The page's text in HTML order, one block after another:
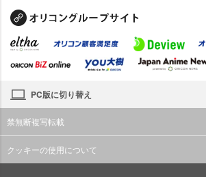
PC版に切り替え
禁無断複写転載
クッキーの使用について